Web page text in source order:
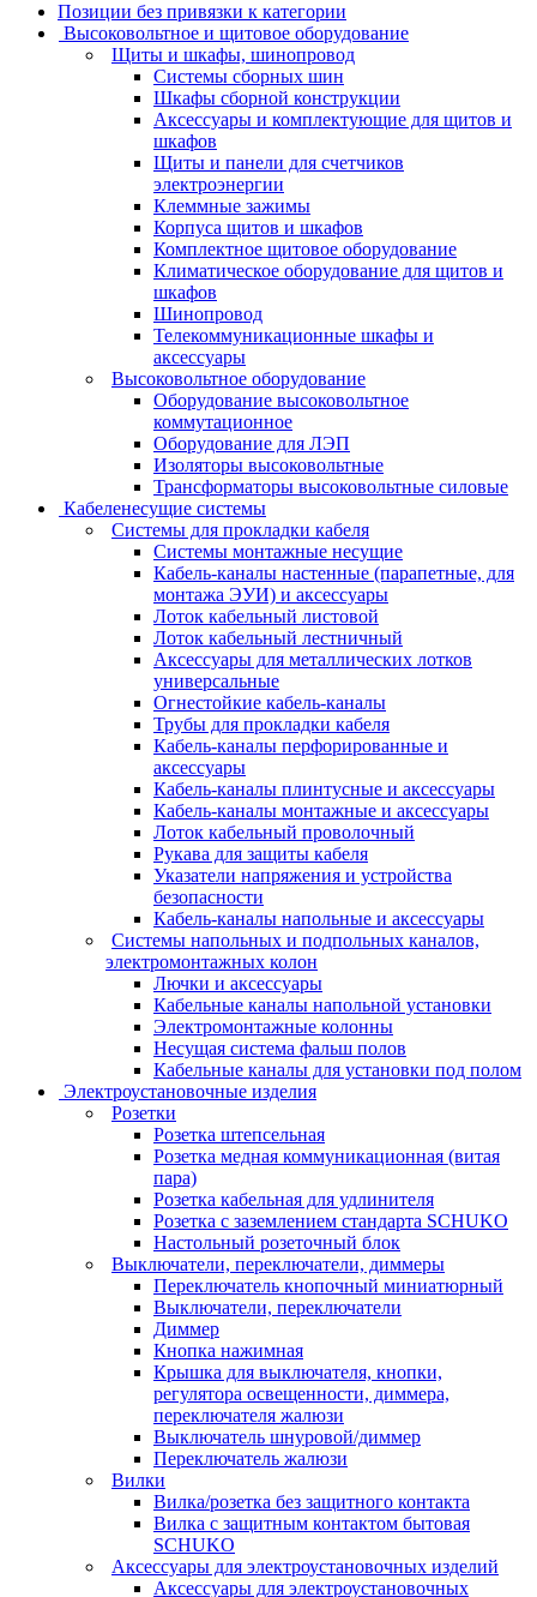
Позиции без привязки к категории
Высоковольтное и щитовое оборудование
Щиты и шкафы, шинопровод
Системы сборных шин
Шкафы сборной конструкции
Аксессуары и комплектующие для щитов и
шкафов
Щиты и панели для счетчиков
электроэнергии
Клеммные зажимы
Корпуса щитов и шкафов
Комплектное щитовое оборудование
Климатическое оборудование для щитов и
шкафов
Шинопровод
Телекоммуникационные шкафы и
аксессуары
Высоковольтное оборудование
Оборудование высоковольтное
коммутационное
Оборудование для ЛЭП
Изоляторы высоковольтные
Трансформаторы высоковольтные силовые
Кабеленесущие системы
Системы для прокладки кабеля
Системы монтажные несущие
Кабель-каналы настенные (парапетные, для
монтажа ЭУИ) и аксессуары
Лоток кабельный листовой
Лоток кабельный лестничный
Аксессуары для металлических лотков
универсальные
Огнестойкие кабель-каналы
Трубы для прокладки кабеля
Кабель-каналы перфорированные и
аксессуары
Кабель-каналы плинтусные и аксессуары
Кабель-каналы монтажные и аксессуары
Лоток кабельный проволочный
Рукава для защиты кабеля
Указатели напряжения и устройства
безопасности
Кабель-каналы напольные и аксессуары
Системы напольных и подпольных каналов,
электромонтажных колон
Лючки и аксессуары
Кабельные каналы напольной установки
Электромонтажные колонны
Несущая система фальш полов
Кабельные каналы для установки под полом
Электроустановочные изделия
Розетки
Розетка штепсельная
Розетка медная коммуникационная (витая
пара)
Розетка кабельная для удлинителя
Розетка с заземлением стандарта SCHUKO
Настольный розеточный блок
Выключатели, переключатели, диммеры
Переключатель кнопочный миниатюрный
Выключатели, переключатели
Диммер
Кнопка нажимная
Крышка для выключателя, кнопки,
регулятора освещенности, диммера,
переключателя жалюзи
Выключатель шнуровой/диммер
Переключатель жалюзи
Вилки
Вилка/розетка без защитного контакта
Вилка с защитным контактом бытовая
SCHUKO
Аксессуары для электроустановочных изделий
Аксессуары для электроустановочных